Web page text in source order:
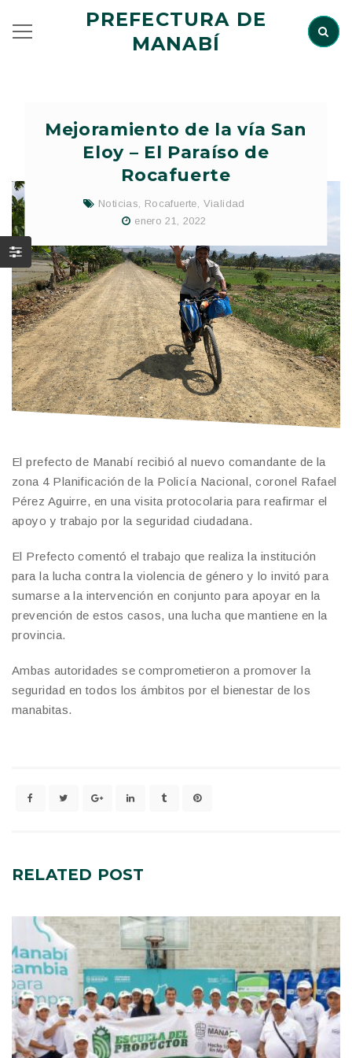
PREFECTURA DE
MANABÍ
Mejoramiento de la vía San
Eloy – El Paraíso de
Rocafuerte
Noticias Rocafuerte Vialidad
enero 21, 2022
El prefecto de Manabí recibió al nuevo comandante de la
zona 4 Planificación de la Policía Nacional, coronel Rafael
Pérez Aguirre, en una visita protocolaria para reafirmar el
apoyo y trabajo por la seguridad ciudadana.
El Prefecto comentó el trabajo que realiza la institución
para la lucha contra la violencia de género y lo invitó para
sumarse a la intervención en conjunto para apoyar en la
prevención de estos casos, una lucha que mantiene en la
provincia.
Ambas autoridades se comprometieron a promover la
seguridad en todos los ámbitos por el bienestar de los
manabitas.
RELATED POST